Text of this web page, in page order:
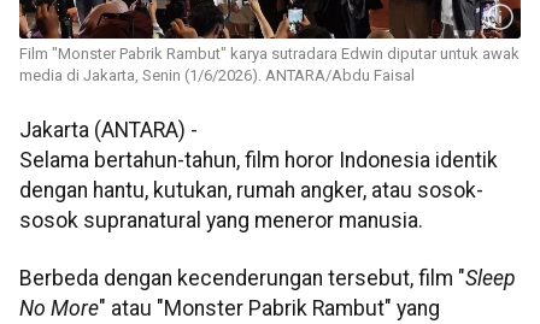
Film "Monster Pabrik Rambut" karya sutradara Edwin diputar untuk awak
media di Jakarta, Senin (1/6/2026). ANTARA/Abdu Faisal
Jakarta (ANTARA) -
Selama bertahun-tahun, film horor Indonesia identik
dengan hantu, kutukan, rumah angker, atau sosok-
sosok supranatural yang meneror manusia.
Berbeda dengan kecenderungan tersebut, film "Sleep
No More" atau "Monster Pabrik Rambut" yang